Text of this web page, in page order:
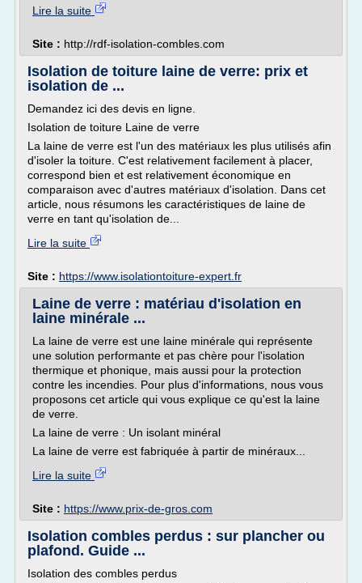
Lire la suite
Site : http://rdf-isolation-combles.com
Isolation de toiture laine de verre: prix et
isolation de ...
Demandez ici des devis en ligne.
Isolation de toiture Laine de verre
La laine de verre est l'un des matériaux les plus utilisés afin
d'isoler la toiture. C'est relativement facilement à placer,
correspond bien et est relativement économique en
comparaison avec d'autres matériaux d'isolation. Dans cet
article, nous résumons les caractéristiques de laine de
verre en tant qu'isolation de...
Lire la suite
Site : https://www.isolationtoiture-expert.fr
Laine de verre : matériau d'isolation en
laine minérale ...
La laine de verre est une laine minérale qui représente
une solution performante et pas chère pour l'isolation
thermique et phonique, mais aussi pour la protection
contre les incendies. Pour plus d'informations, nous vous
proposons cet article qui vous explique ce qu'est la laine
de verre.
La laine de verre : Un isolant minéral
La laine de verre est fabriquée à partir de minéraux...
Lire la suite
Site : https://www.prix-de-gros.com
Isolation combles perdus : sur plancher ou
plafond. Guide ...
Isolation des combles perdus